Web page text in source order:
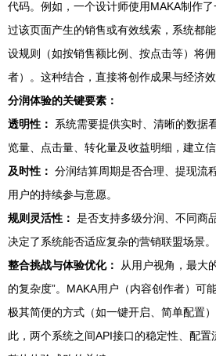
代码。例如，一个设计师使用MAKA制作
过该页面产生的销售或有效线索，系统都
设规则（如按销售额比例、按点击等）将
者）。这种结合，直接将创作成果与经济效
分润体验的关键要素：
透明性：
系统需要提供实时、清晰的数据
览量、点击量、转化量及收益明细，建立信
及时性： 分润结算周期是否合理、提现流
用户的持续参与意愿。
规则灵活性： 是否支持多级分润、不同商
决定了系统能否适应复杂的营销联盟场景。
整合挑战与体验优化：
从用户视角，最大
的复杂度”。MAKA用户（内容创作者）可
极其简便的方式（如一键开启、简单配置
此，两个系统之间API接口的稳定性、配